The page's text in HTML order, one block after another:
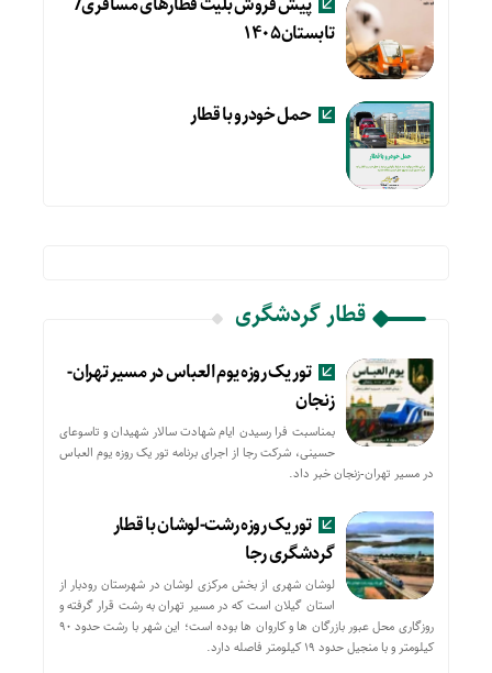
تابستان۱۴۰۵
حمل خودرو با قطار
قطار گردشگری
تور یک روزه یوم العباس در مسیر تهران-
زنجان
بمناسبت فرا رسیدن ایام شهادت سالار شهیدان و تاسوعای
حسینی، شرکت رجا از اجرای برنامه تور یک روزه یوم العباس
در مسیر تهران-زنجان خبر داد.
تور یک روزه رشت-لوشان با قطار
گردشگری رجا
لوشان شهری از بخش مرکزی لوشان در شهرستان رودبار از
استان گیلان است که در مسیر تهران به رشت قرار گرفته و
روزگاری محل عبور بازرگان ها و کاروان ها بوده است؛ این شهر با رشت حدود ۹۰
کیلومتر و با منجیل حدود ۱۹ کیلومتر فاصله دارد.